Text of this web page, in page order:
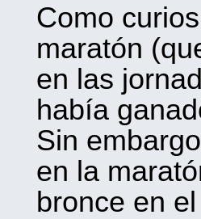
Como
maratón
en las
había
Sin
en la
bronce en